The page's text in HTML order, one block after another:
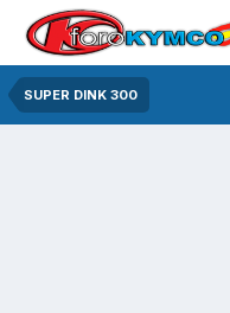
SUPER DINK 300